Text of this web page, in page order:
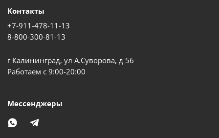
Контакты
+7-911-478-11-13
8-800-300-81-13
г Калининград, ул А.Суворова, д 56
Работаем с 9:00-20:00
Мессенджеры